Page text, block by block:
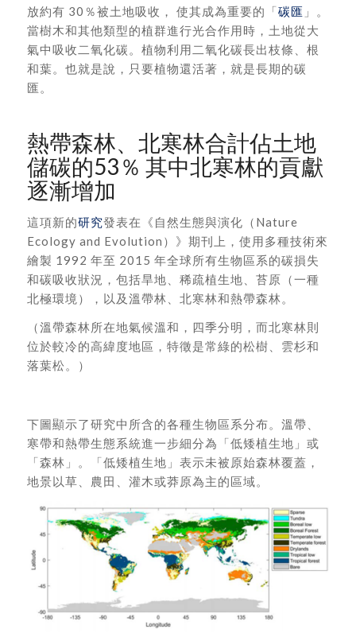
放約有 30％被土地吸收， 使其成為重要的「碳匯 」。
當樹木和其他類型的植群進行光合作用時，土地從大
氣中吸收二氧化碳。植物利用二氧化碳長出枝條、根
和葉。也就是說，只要植物還活著，就是長期的碳
匯。
熱帶森林、北寒林合計佔土地
儲碳的53％ 其中北寒林的貢獻
逐漸增加
這項新的研究發表在《自然生態與演化（Nature
Ecology and Evolution）》期刊上，使用多種技術來
繪製 1992 年至 2015 年全球所有生物區系的碳損失
和碳吸收狀況，包括旱地、稀疏植生地、苔原（一種
北極環境），以及溫帶林、北寒林和熱帶森林。
（溫帶森林所在地氣候溫和，四季分明，而北寒林則
位於較冷的高緯度地區，特徵是常綠的松樹、雲杉和
落葉松。）
下圖顯示了研究中所含的各種生物區系分布。溫帶、
寒帶和熱帶生態系統進一步細分為「低矮植生地」或
「森林」。「低矮植生地」表示未被原始森林覆蓋，
地景以草、農田、灌木或莽原為主的區域。